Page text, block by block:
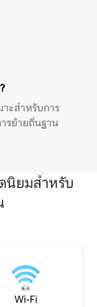
ะสำหรับการ
รย้ายถิ่นฐาน
นิยมสำหรับ
Wi-Fi